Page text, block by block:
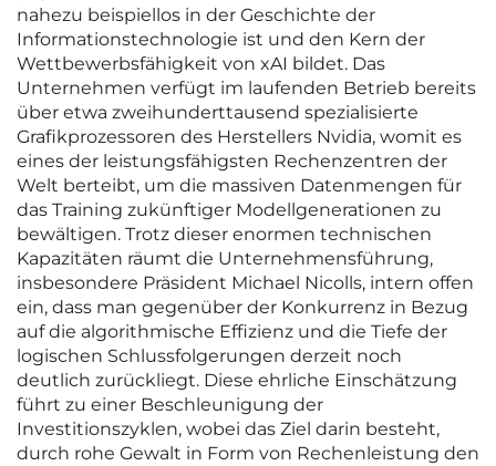
nahezu beispiellos in der Geschichte der
Informationstechnologie ist und den Kern der
Wettbewerbsfähigkeit von xAI bildet. Das
Unternehmen verfügt im laufenden Betrieb bereits
über etwa zweihunderttausend spezialisierte
Grafikprozessoren des Herstellers Nvidia, womit es
eines der leistungsfähigsten Rechenzentren der
Welt berteibt, um die massiven Datenmengen für
das Training zukünftiger Modellgenerationen zu
bewältigen. Trotz dieser enormen technischen
Kapazitäten räumt die Unternehmensführung,
insbesondere Präsident Michael Nicolls, intern offen
ein, dass man gegenüber der Konkurrenz in Bezug
auf die algorithmische Effizienz und die Tiefe der
logischen Schlussfolgerungen derzeit noch
deutlich zurückliegt. Diese ehrliche Einschätzung
führt zu einer Beschleunigung der
Investitionszyklen, wobei das Ziel darin besteht,
durch rohe Gewalt in Form von Rechenleistung den